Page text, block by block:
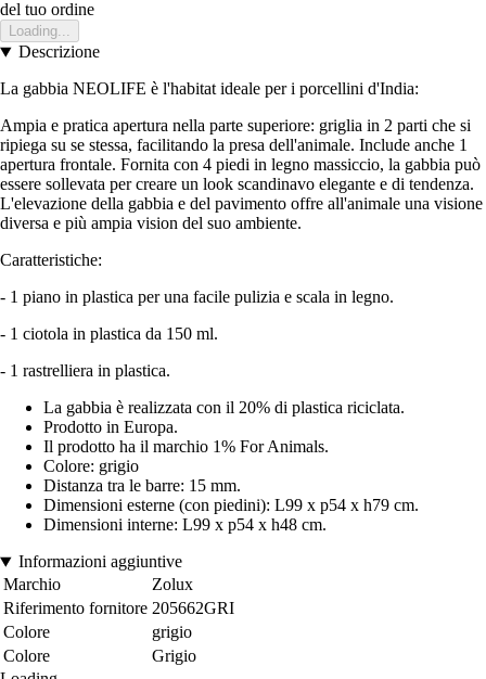
del tuo ordine
Loading...
Descrizione
La gabbia NEOLIFE è l'habitat ideale per i porcellini d'India:
Ampia e pratica apertura nella parte superiore: griglia in 2 parti che si
ripiega su se stessa, facilitando la presa dell'animale. Include anche 1
apertura frontale. Fornita con 4 piedi in legno massiccio, la gabbia può
essere sollevata per creare un look scandinavo elegante e di tendenza.
L'elevazione della gabbia e del pavimento offre all'animale una visione
diversa e più ampia vision del suo ambiente.
Caratteristiche:
- 1 piano in plastica per una facile pulizia e scala in legno.
- 1 ciotola in plastica da 150 ml.
- 1 rastrelliera in plastica.
La gabbia è realizzata con il 20% di plastica riciclata.
Prodotto in Europa.
Il prodotto ha il marchio 1% For Animals.
Colore: grigio
Distanza tra le barre: 15 mm.
Dimensioni esterne (con piedini): L99 x p54 x h79 cm.
Dimensioni interne: L99 x p54 x h48 cm.
Informazioni aggiuntive
Marchio
Zolux
Riferimento fornitore 205662GRI
Colore
grigio
Colore
Grigio